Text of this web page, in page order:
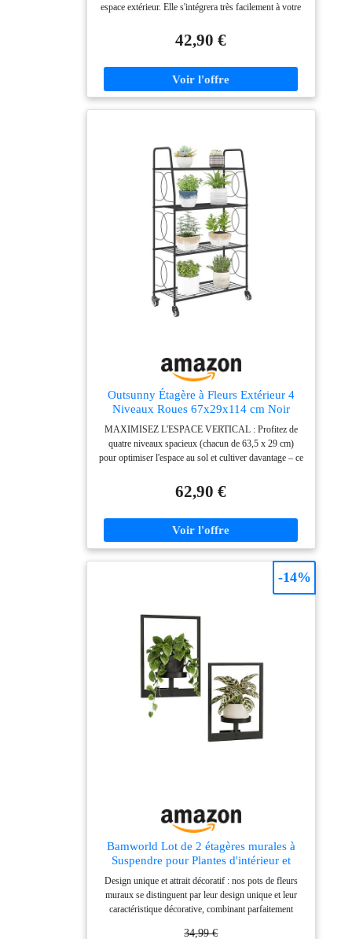
espace extérieur. Elle s'intégrera très facilement à votre
d'extérieur se fixe au mur pour gagner de la place au
sol. Elle n'encombrera pas votre espace. Idéale pour les
verticale est équipée de 3 pots, que vous pouvez
facilement déplacer en fonction de vos besoins. La
surface du bac à plantes en bois est peinte pour offrir
une finition lisse et facile à entretenir. L'aspect naturel
lui confère une touche authentique et naturelle. La
doublure non-tissée empêche la saleté de tomber tout
en permettant à l'eau de s'écouler, séparant ainsi le bois
du sol et gardant le bac à plantes en excellent état
SPÉCIFICATIONS : Dimensions totales : 60l x 16P x
80H cm. Charge max. recommandée : 10 kg (petite
jardinière), 18 kg (grande jardinière).
42,90 €
Outsunny Étagère à Fleurs Extérieur 4
Niveaux Roues 67x29x114 cm Noir
MAXIMISEZ L'ESPACE VERTICAL : Profitez de
quatre niveaux spacieux (chacun de 63,5 x 29 cm)
pour optimiser l'espace au sol et cultiver davantage – ce
patios ou coins intérieurs où l'espace est limité.
ROULETTES VERROUILLABLES ET POIGNÉES
4 roues en PU lisses, deux verrouillables pour sécurité
et poignées intégrées pour transport intérieur/extérieur
À ENTRETENIR : Étagères à plantes en acier poudré
résistantes à l'humidité et la rouille, pour plantes
POLYVALENT POUR TOUS LES ESPACES : Idéal
cette étagère à fleurs s'intègre parfaitement dans salons,
entrées, bureaux, terrasses, ajoutant élégance tout en
organisant votre espace. MONTAGE RAPIDE ET
STABLE : Montez votre support de plantes en minutes
avec assemblage simplifié, stable sur toutes surfaces
grâce aux patins réglables. Dimensions : 67L x 29l x
114H cm. Charge max. : 90 kg.
62,90 €
Bamworld Lot de 2 étagères murales à
Suspendre pour Plantes d'intérieur et
d'extérieur - Support Mural en métal Noir
- Décoration de Chambre (Pot Non
Inclus)
Design unique et attrait décoratif : nos pots de fleurs
muraux se distinguent par leur design unique et leur
caractéristique décorative, combinant parfaitement
34,99 €
-14%